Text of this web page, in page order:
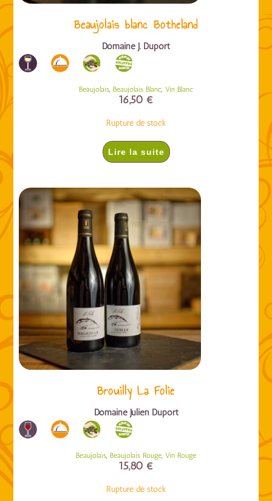
Beaujolais blanc Botheland
Domaine J. Duport
Beaujolais, Beaujolais Blanc, Vin Blanc
16,50 €
Rupture de stock
Lire la suite
Brouilly La Folie
Domaine Julien Duport
Beaujolais, Beaujolais Rouge, Vin Rouge
15,80 €
Rupture de stock